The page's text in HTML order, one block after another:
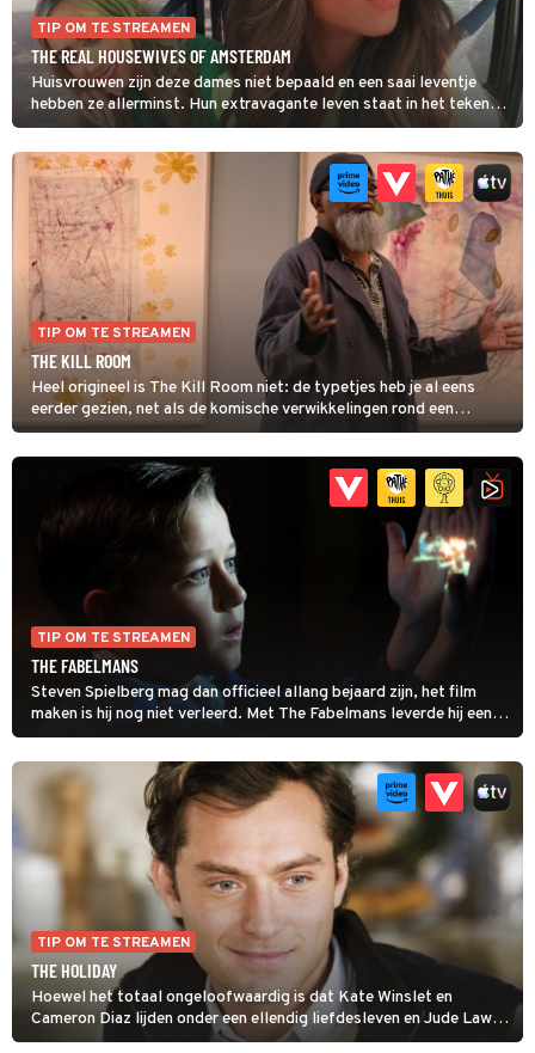
TIP OM TE STREAMEN
THE REAL HOUSEWIVES OF AMSTERDAM
Huisvrouwen zijn deze dames niet bepaald en een saai leventje
hebben ze allerminst. Hun extravagante leven staat in het teken
van glitter, glamour en geruzie. Heel veel geruzie. De Nederlandse
versie van het internationale succesnummer is voor de liefhebber.
TIP OM TE STREAMEN
THE KILL ROOM
Heel origineel is The Kill Room niet: de typetjes heb je al eens
eerder gezien, net als de komische verwikkelingen rond een
criminele deal die in het honderd loopt. Maar door de hoofdrollen
van Samuel L. Jackson en Uma Thurman en bijrollen van veel
bekende gezichten is de film heel geslaagd geworden.
Tegelijkertijd is het een leuke satire die de oppervlakkigheid van de
kunstwereld op de hak neemt.
TIP OM TE STREAMEN
THE FABELMANS
Steven Spielberg mag dan officieel allang bejaard zijn, het film
maken is hij nog niet verleerd. Met The Fabelmans leverde hij een
pareltje af dat over zijn eigen jeugd en familie gaat. En over de
magie van de camera. Michelle Williams verdient een dikke pluim
voor haar rol als moeder Mitzi.
TIP OM TE STREAMEN
THE HOLIDAY
Hoewel het totaal ongeloofwaardig is dat Kate Winslet en
Cameron Diaz lijden onder een ellendig liefdesleven en Jude Law
vrijgezel is, komen de acteurs er dankzij hun charme toch mee weg.